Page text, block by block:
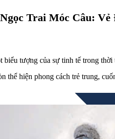
Trai Móc Câu:
biểu tượng của sự tinh tế trong
thể hiện phong cách trẻ trung,